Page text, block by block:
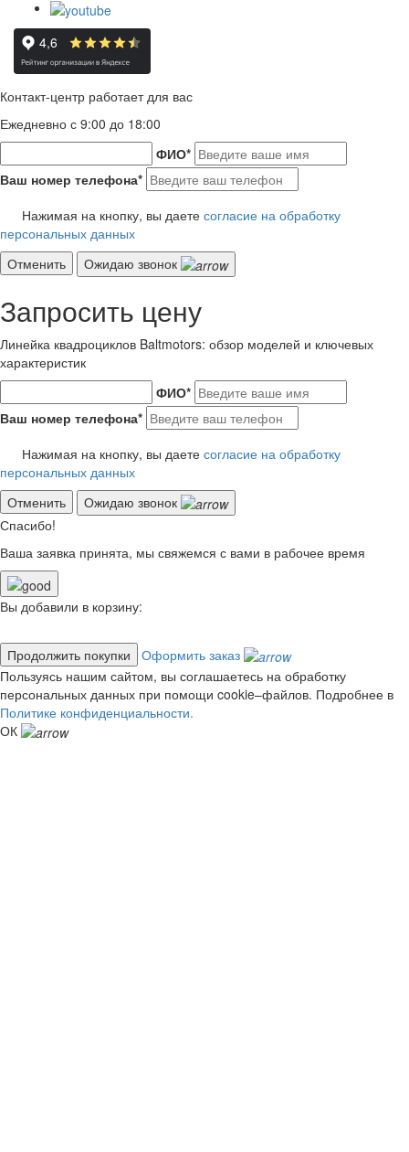
Контакт-центр работает для вас
Ежедневно с 9:00 до 18:00
ФИО*
Ваш номер телефона*
Нажимая на кнопку, вы даете согласие на обработку
персональных данных
Отменить
Ожидаю звонок
Запросить цену
Линейка квадроциклов Baltmotors: обзор моделей и ключевых
характеристик
ФИО*
Ваш номер телефона*
Нажимая на кнопку, вы даете согласие на обработку
персональных данных
Отменить
Ожидаю звонок
Спасибо!
Ваша заявка принята, мы свяжемся с вами в рабочее время
Вы добавили в корзину:
Продолжить покупки
Оформить заказ
Пользуясь нашим сайтом, вы соглашаетесь на обработку
персональных данных при помощи cookie–файлов. Подробнее в
Политике конфиденциальности.
ОК